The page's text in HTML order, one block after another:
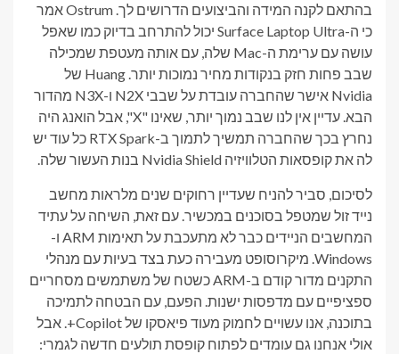
בהתאם לקנה המידה והביצועים הדרושים לך. Ostrum אמר
כי ה-Surface Laptop Ultra יכול להתרחב בדיוק כמו שאפל
עושה עם ערימת ה-Mac שלה, עם אותה מעטפת שמכילה
שבב פחות חזק בנקודות מחיר נמוכות יותר. Huang של
Nvidia אישר שהחברה עובדת על שבבי N2X ו-N3X מהדור
הבא. עדיין אין לנו שבב נמוך יותר, שאינו "X", אבל הואנג היה
נחרץ בכך שהחברה תמשיך לתמוך ב-RTX Spark כל עוד יש
לה את קופסאות הטלוויזיה Nvidia Shield בנות העשור שלה.
לסיכום, סביר להניח שעדיין רחוקים שנים מלראות מחשב
נייד זול שמטפל בסוכנים במכשיר. עם זאת, השיחה על עתיד
המחשבים הניידים כבר לא מתעכבת על תאימות ARM ו-
Windows. מיקרוסופט מעבירה כעת בצד בעיות עם מנהלי
התקנים מדור קודם ב-ARM כשטח של משתמשים מסחריים
ספציפיים עם מדפסות ישנות. הפעם, עם הבטחה לתמיכה
בתוכנה, אנו עשויים לחמוק מעוד פיאסקו של Copilot+. אבל
אולי אנחנו גם עומדים לפתוח קופסת תולעים חדשה לגמרי: